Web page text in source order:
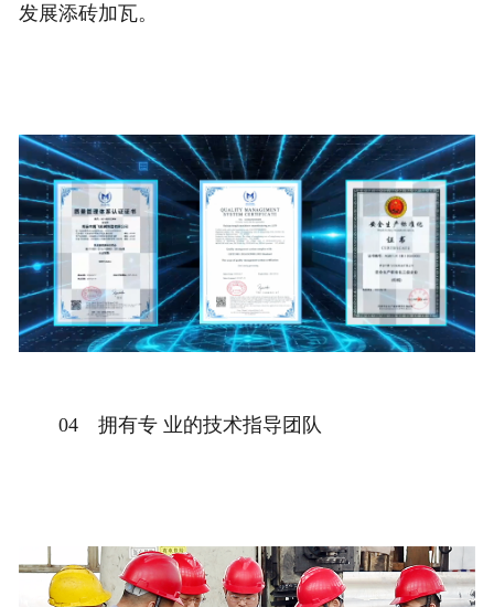
发展添砖加瓦。
04 拥有专 业的技术指导团队